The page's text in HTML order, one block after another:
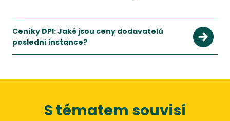
Ceníky DPI: Jaké jsou ceny dodavatelů
poslední instance?
S tématem souvisí